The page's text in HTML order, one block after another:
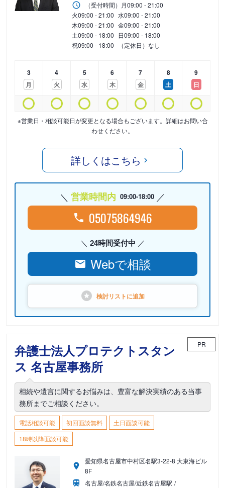
（受付時間） 月09:00 - 21:00
火09:00 - 21:00 水09:00 - 21:00
木09:00 - 21:00 金09:00 - 21:00
土09:00 - 18:00 日09:00 - 18:00
祝09:00 - 18:00 （定休日）なし
3
月
4
火
5
水
6
木
7
金
8
土
9
日
※営業日・相談可能日が変更となる場合もございます。詳細はお問い合
わせください。
詳しくはこちら
営業時間内 09:00-18:00
05075864946
24時間受付中
Webで相談
検討リストに追加
弁護士法人プロテクトスタン
ス 名古屋事務所
PR
相続や遺言に関するお悩みは、豊富な解決実績のある当事
務所までご相談ください。
電話相談可能 初回面談無料
土日面談可能
18時以降面談可能
愛知県名古屋市中村区名駅3-22-8 大東海ビル
8F
名古屋/名鉄名古屋/近鉄名古屋駅